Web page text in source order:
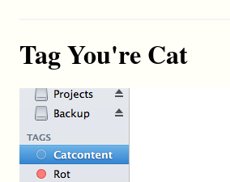
Tag You're Cat